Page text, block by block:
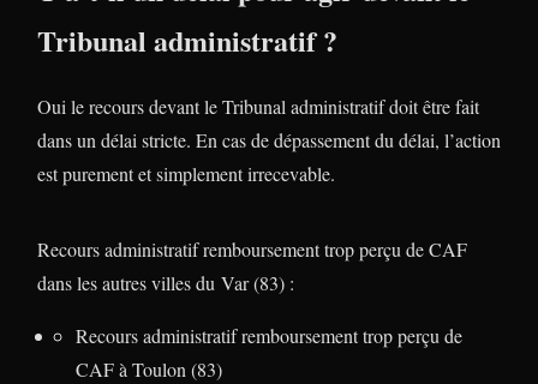
Tribunal administratif ?
Oui le recours devant le Tribunal administratif doit être fait
dans un délai stricte. En cas de dépassement du délai, l’action
est purement et simplement irrecevable.
Recours administratif remboursement trop perçu de CAF
dans les autres villes du Var (83) :
Recours administratif remboursement trop perçu de
CAF à Toulon (83)